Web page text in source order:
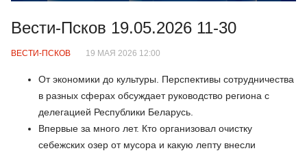
Вести-Псков 19.05.2026 11-30
ВЕСТИ-ПСКОВ 19 МАЯ 2026 12:00
От экономики до культуры. Перспективы сотрудничества
в разных сферах обсуждает руководство региона с
делегацией Республики Беларусь.
Впервые за много лет. Кто организовал очистку
себежских озер от мусора и какую лепту внесли